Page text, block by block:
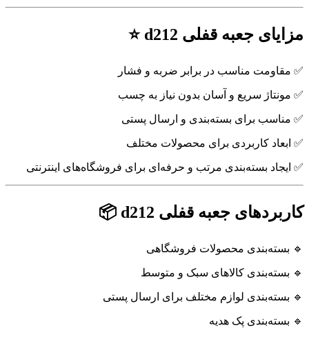
مزایای جعبه قفلی d212 ⭐
✅ مقاومت مناسب در برابر ضربه و فشار
✅ مونتاژ سریع و آسان بدون نیاز به چسب
✅ مناسب برای بسته‌بندی و ارسال پستی
✅ ابعاد کاربردی برای محصولات مختلف
✅ ایجاد بسته‌بندی مرتب و حرفه‌ای برای فروشگاه‌های اینترنتی
کاربردهای جعبه قفلی d212 📦
🔹 بسته‌بندی محصولات فروشگاهی
🔹 بسته‌بندی کالاهای سبک و متوسط
🔹 بسته‌بندی لوازم مختلف برای ارسال پستی
🔹 بسته‌بندی پک هدیه